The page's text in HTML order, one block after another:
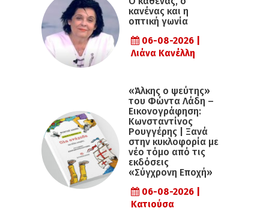
κανένας και η
οπτική γωνία
06-08-2026 |
Λιάνα Κανέλλη
«Άλκης ο ψεύτης»
του Φώντα Λάδη –
Εικονογράφηση:
Κωνσταντίνος
Ρουγγέρης | Ξανά
στην κυκλοφορία με
νέο τόμο από τις
εκδόσεις
«Σύγχρονη Εποχή»
06-08-2026 |
Κατιούσα